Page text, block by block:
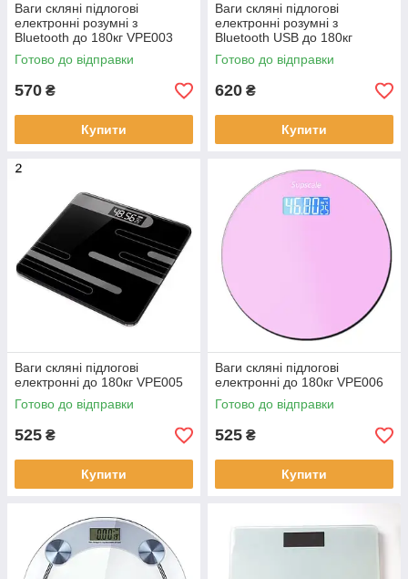
Ваги скляні підлогові
електронні розумні з
Bluetooth до 180кг VPE003
Готово до відправки
570 ₴
Купити
Ваги скляні підлогові
електронні розумні з
Bluetooth USB до 180кг
VPE004
Готово до відправки
620 ₴
Купити
Ваги скляні підлогові
електронні до 180кг VPE005
Готово до відправки
525 ₴
Купити
Ваги скляні підлогові
електронні до 180кг VPE006
Готово до відправки
525 ₴
Купити